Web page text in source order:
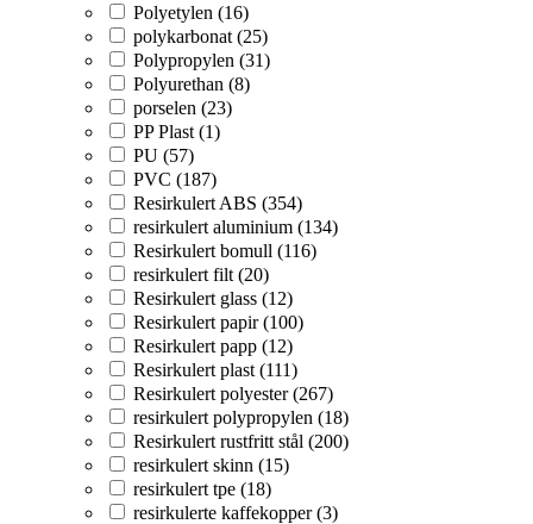
Polyetylen (16)
polykarbonat (25)
Polypropylen (31)
Polyurethan (8)
porselen (23)
PP Plast (1)
PU (57)
PVC (187)
Resirkulert ABS (354)
resirkulert aluminium (134)
Resirkulert bomull (116)
resirkulert filt (20)
Resirkulert glass (12)
Resirkulert papir (100)
Resirkulert papp (12)
Resirkulert plast (111)
Resirkulert polyester (267)
resirkulert polypropylen (18)
Resirkulert rustfritt stål (200)
resirkulert skinn (15)
resirkulert tpe (18)
resirkulerte kaffekopper (3)